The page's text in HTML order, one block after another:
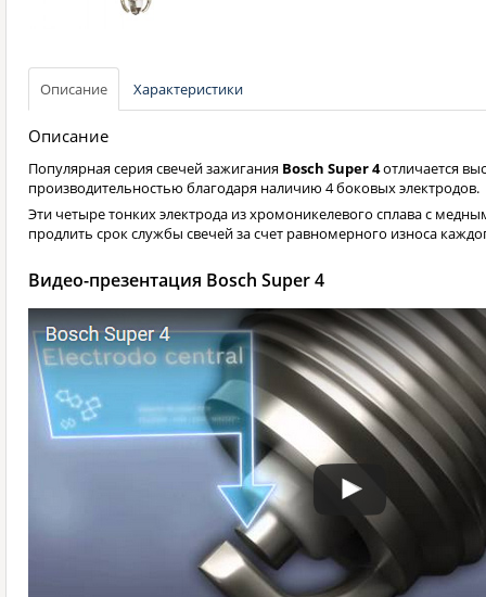
Описание Характеристики
Описание
Популярная серия свечей зажигания Bosch Super 4отличается
производительностью благодаря наличию 4 боковых электродов.
Эти четыре тонких электрода из хромоникелевого сплава с
продлить срок службы свечей за счет равномерного износа
Видео-презентация Bosch Super 4